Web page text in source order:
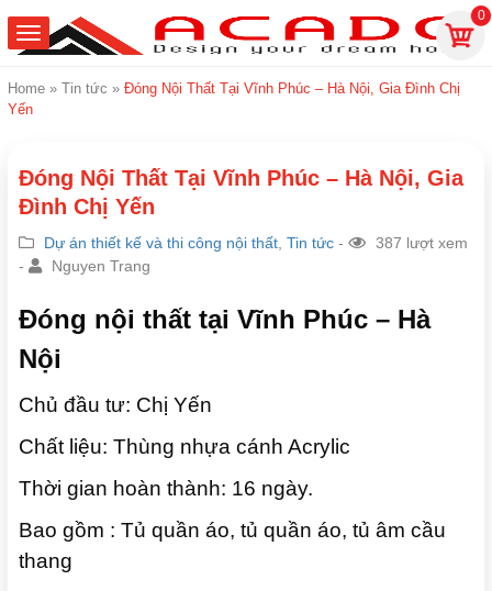
0
Home » Tin tức » Đóng Nội Thất Tại Vĩnh Phúc – Hà Nội, Gia Đình Chị
Yến
Đóng Nội Thất Tại Vĩnh Phúc – Hà Nội, Gia
Đình Chị Yến
Dự án thiết kế và thi công nội thất Tin tức -
387 lượt xem
-
Nguyen Trang
Đóng nội thất tại Vĩnh Phúc – Hà
Nội
Chủ đầu tư: Chị Yến
Chất liệu: Thùng nhựa cánh Acrylic
Thời gian hoàn thành: 16 ngày.
Bao gồm : Tủ quần áo, tủ quần áo, tủ âm cầu
thang